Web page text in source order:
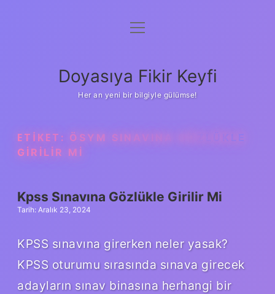
Anasayfa
Yasal Uyarı
menüyü
Doyasıya Fikir Keyfi
Her an yeni bir bilgiyle gülümse!
ETIKET: ÖSYM SINAVINA GÖZLÜKLE
GIRILIR MI
Kpss Sınavına Gözlükle Girilir Mi
Tarih: Aralık 23, 2024
KPSS sınavına girerken neler yasak?
KPSS oturumu sırasında sınava girecek
adayların sınav binasına herhangi bir